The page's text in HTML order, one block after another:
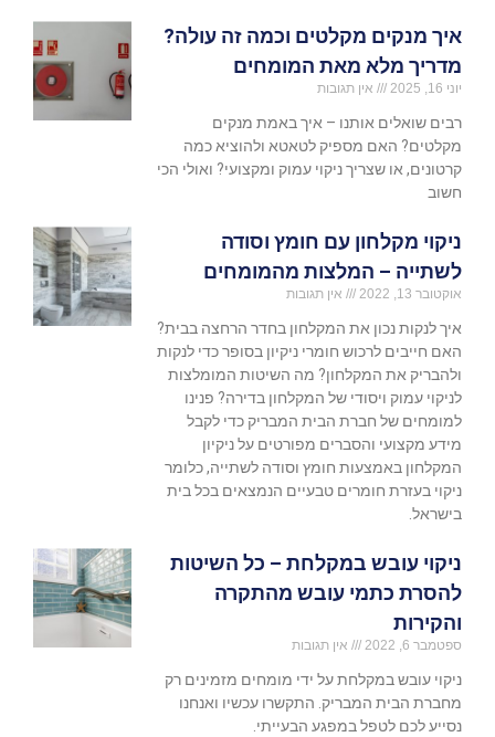
איך מנקים מקלטים וכמה זה עולה?
מדריך מלא מאת המומחים
יוני 16, 2025 אין תגובות
רבים שואלים אותנו – איך באמת מנקים
מקלטים? האם מספיק לטאטא ולהוציא כמה
קרטונים, או שצריך ניקוי עמוק ומקצועי? ואולי הכי
חשוב
ניקוי מקלחון עם חומץ וסודה
לשתייה – המלצות מהמומחים
אוקטובר 13, 2022 אין תגובות
איך לנקות נכון את המקלחון בחדר הרחצה בבית?
האם חייבים לרכוש חומרי ניקיון בסופר כדי לנקות
ולהבריק את המקלחון? מה השיטות המומלצות
לניקוי עמוק ויסודי של המקלחון בדירה? פנינו
למומחים של חברת הבית המבריק כדי לקבל
מידע מקצועי והסברים מפורטים על ניקיון
המקלחון באמצעות חומץ וסודה לשתייה, כלומר
ניקוי בעזרת חומרים טבעיים הנמצאים בכל בית
בישראל.
ניקוי עובש במקלחת – כל השיטות
להסרת כתמי עובש מהתקרה
והקירות
ספטמבר 6, 2022 אין תגובות
ניקוי עובש במקלחת על ידי מומחים מזמינים רק
מחברת הבית המבריק. התקשרו עכשיו ואנחנו
נסייע לכם לטפל במפגע הבעייתי.